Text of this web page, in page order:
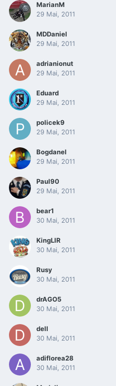
MarianM
29 Mai, 2011
MDDaniel
29 Mai, 2011
adrianionut
29 Mai, 2011
Eduard
29 Mai, 2011
policek9
29 Mai, 2011
Bogdanel
29 Mai, 2011
Paul90
29 Mai, 2011
bear1
30 Mai, 2011
KingLIR
30 Mai, 2011
Rusy
30 Mai, 2011
drAGO5
30 Mai, 2011
dell
30 Mai, 2011
adiflorea28
30 Mai, 2011